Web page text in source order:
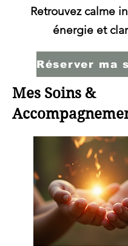
Retrouvez calme
énergie et
Mes Soins &